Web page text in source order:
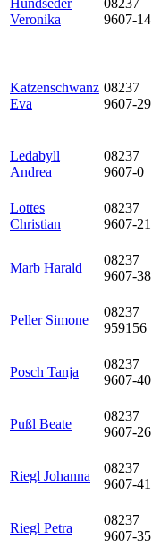
Hundseder
Veronika
08237
9607-14
Katzenschwanz
Eva
08237
9607-29
Ledabyll
Andrea
08237
9607-0
Lottes
Christian
08237
9607-21
Marb Harald
08237
9607-38
Peller Simone
08237
959156
Posch Tanja
08237
9607-40
Pußl Beate
08237
9607-26
Riegl Johanna
08237
9607-41
Riegl Petra
08237
9607-35